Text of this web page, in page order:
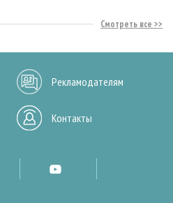
Смотреть все
Рекламодателям
Контакты